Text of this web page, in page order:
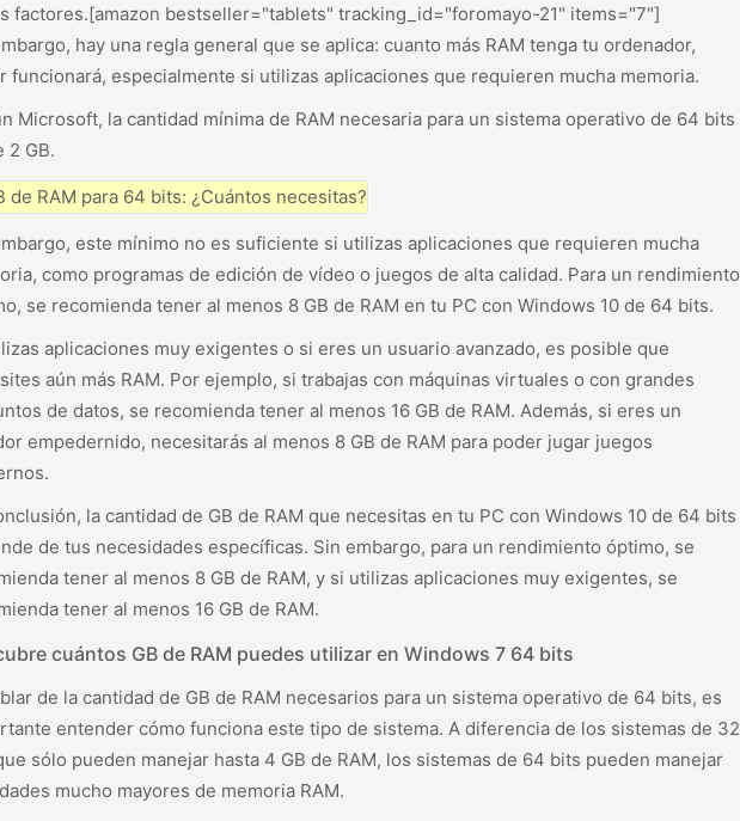
factores.[amazon bestseller="tablets" tracking_id="foromayo-21" items="7"]
hay una regla general que se aplica: cuanto más RAM tenga tu ordenador,
funcionará, especialmente si utilizas aplicaciones que requieren mucha memoria.
Microsoft, la cantidad mínima de RAM necesaria para un sistema operativo de 64 bits
2 GB.
este mínimo no es suficiente si utilizas aplicaciones que requieren mucha
como programas de edición de vídeo o juegos de alta calidad. Para un rendimiento
se recomienda tener al menos 8 GB de RAM en tu PC con Windows 10 de 64 bits.
aplicaciones muy exigentes o si eres un usuario avanzado, es posible que
aún más RAM. Por ejemplo, si trabajas con máquinas virtuales o con grandes
de datos, se recomienda tener al menos 16 GB de RAM. Además, si eres un
empedernido, necesitarás al menos 8 GB de RAM para poder jugar juegos
la cantidad de GB de RAM que necesitas en tu PC con Windows 10 de 64 bits
de tus necesidades específicas. Sin embargo, para un rendimiento óptimo, se
tener al menos 8 GB de RAM, y si utilizas aplicaciones muy exigentes, se
tener al menos 16 GB de RAM.
cuántos GB de RAM puedes utilizar en Windows 7 64 bits
de la cantidad de GB de RAM necesarios para un sistema operativo de 64 bits, es
entender cómo funciona este tipo de sistema. A diferencia de los sistemas de 32
sólo pueden manejar hasta 4 GB de RAM, los sistemas de 64 bits pueden manejar
mucho mayores de memoria RAM.